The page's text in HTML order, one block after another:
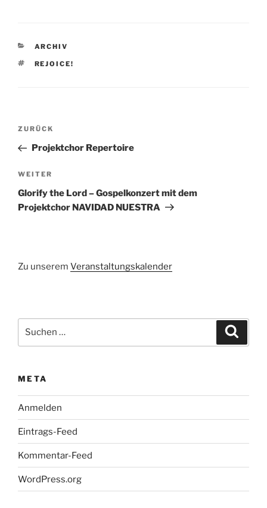
KATEGORIEN
ARCHIV
SCHLAGWÖRTER
REJOICE!
Beitragsnavigation
Vorheriger
Beitrag
ZURÜCK
Projektchor Repertoire
Nächster
Beitrag
WEITER
Glorify the Lord – Gospelkonzert mit dem
Projektchor NAVIDAD NUESTRA
Zu unserem Veranstaltungskalender
nach:
META
Anmelden
Eintrags-Feed
Kommentar-Feed
WordPress.org